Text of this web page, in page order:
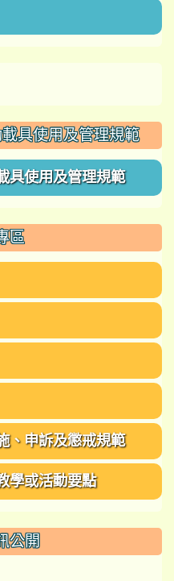
具使用及管理規範
具使用及管理規範
區
、申訴及懲戒規範
學或活動要點
公開